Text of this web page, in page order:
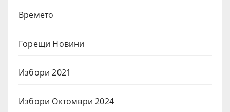
Времето
Горещи Новини
Избори 2021
Избори Октомври 2024